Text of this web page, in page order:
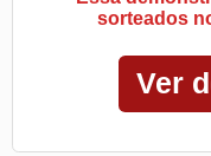
Palpites
Análise de